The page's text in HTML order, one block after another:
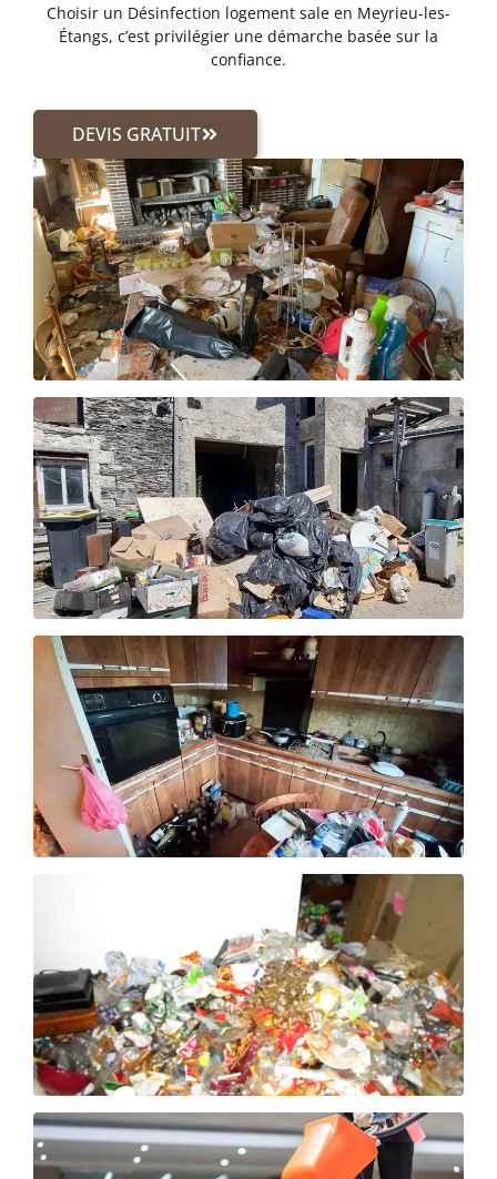
Choisir un Désinfection logement sale en Meyrieu-les-
Étangs, c’est privilégier une démarche basée sur la
confiance.
DEVIS GRATUIT